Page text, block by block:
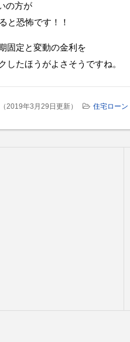
の方が
と恐怖です！！
固定と変動の金利を
したほうがよさそうですね。
（2019年3月29日更新） 住宅ローン